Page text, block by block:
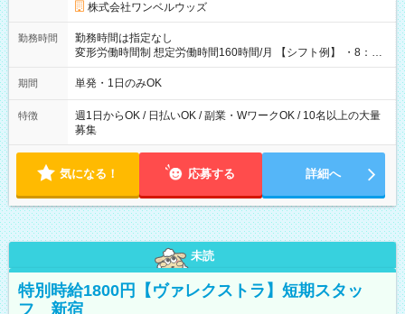
株式会社ワンベルウッズ
勤務時間
勤務時間は指定なし
変形労働時間制 想定労働時間160時間/月 【シフト例】 ・8：00
～21：00
期間 単発・1日のみOK
特徴
週1日からOK / 日払いOK / 副業・WワークOK / 10名以上の大量
募集
気になる！ 応募する 詳細へ
未読
特別時給1800円【ヴァレクストラ】短期スタッ
フ 新宿